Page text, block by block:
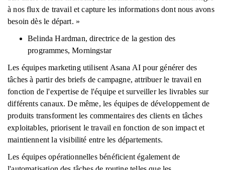
à nos flux de travail et capture les informations dont nous avons
besoin dès le départ. »
Belinda Hardman, directrice de la gestion des
programmes, Morningstar
Les équipes marketing utilisent Asana AI pour générer des
tâches à partir des briefs de campagne, attribuer le travail en
fonction de l'expertise de l'équipe et surveiller les livrables sur
différents canaux. De même, les équipes de développement de
produits transforment les commentaires des clients en tâches
exploitables, priorisent le travail en fonction de son impact et
maintiennent la visibilité entre les départements.
Les équipes opérationnelles bénéficient également de